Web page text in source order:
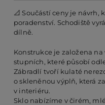
📐 Součástí ceny je návrh,
poradenství. Schodiště
dílně.
Konstrukce je založena
stupních, které působí
Zábradlí tvoří kulaté
o skleněnou výplň, která
v interiéru.
Sklo nabízíme v čirém,